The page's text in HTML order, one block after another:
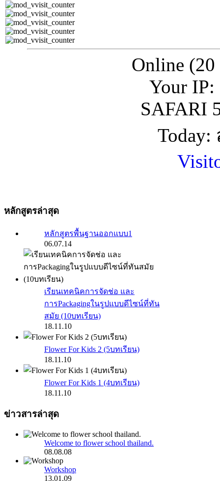
Online (20
Your IP:
SAFARI
Today:
หลักสูตรล่าสุด
หลักสูตรพื้นฐานออกแบบ1
06.07.14
เรียนเทคนิคการจัดช่อ และ
การPackagingในรูปแบบดีไซน์ที่ทัน
สมัย (10บทเรียน)
18.11.10
Flower For Kids 2 (5บทเรียน)
18.11.10
Flower For Kids 1 (4บทเรียน)
18.11.10
ข่าวสารล่าสุด
Welcome to flower school thailand.
08.08.08
Workshop
13.01.09